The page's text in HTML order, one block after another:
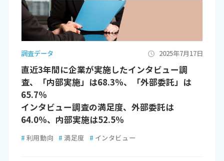
調査データ 2025年7月17日
直近3年間に企業が実施したインタビュー調
査、「内部実施」は68.3％、「外部委託」は
65.7％
インタビュー調査の満足度、外部委託は
64.0％、内部実施は52.5％
# 利用動向 # 満足度 # インタビュー